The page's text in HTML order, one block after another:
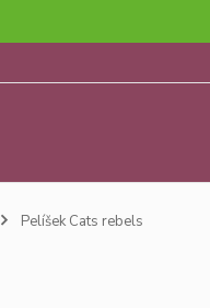
Pelíšek Cats rebels